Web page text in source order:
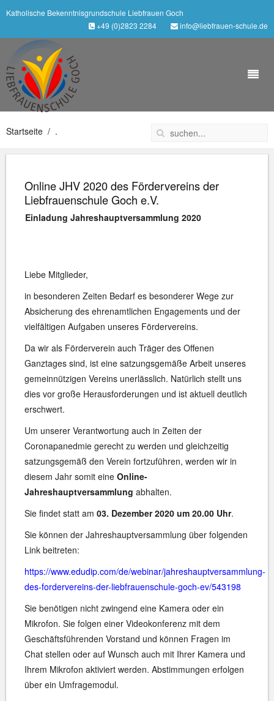
Katholische Bekenntnisgrundschule Liebfrauen Goch
+49 (0)2823 2284
info@liebfrauen-schule.de
Startseite .
Online JHV 2020 des Fördervereins der
Liebfrauenschule Goch e.V.
Einladung Jahreshauptversammlung 2020
Liebe Mitglieder,
in besonderen Zeiten Bedarf es besonderer Wege zur
Absicherung des ehrenamtlichen Engagements und der
vielfältigen Aufgaben unseres Fördervereins.
Da wir als Förderverein auch Träger des Offenen
Ganztages sind, ist eine satzungsgemäße Arbeit unseres
gemeinnützigen Vereins unerlässlich. Natürlich stellt uns
dies vor große Herausforderungen und ist aktuell deutlich
erschwert.
Um unserer Verantwortung auch in Zeiten der
Coronapanedmie gerecht zu werden und gleichzeitig
satzungsgemäß den Verein fortzuführen, werden wir in
diesem Jahr somit eine Online-
Jahreshauptversammlung abhalten.
Sie findet statt am 03. Dezember 2020 um 20.00 Uhr.
Sie können der Jahreshauptversammlung über folgenden
Link beitreten:
https://www.edudip.com/de/webinar/jahreshauptversammlung-
des-fordervereins-der-liebfrauenschule-goch-ev/543198
Sie benötigen nicht zwingend eine Kamera oder ein
Mikrofon. Sie folgen einer Videokonferenz mit dem
Geschäftsführenden Vorstand und können Fragen im
Chat stellen oder auf Wunsch auch mit Ihrer Kamera und
Ihrem Mikrofon aktiviert werden. Abstimmungen erfolgen
über ein Umfragemodul.